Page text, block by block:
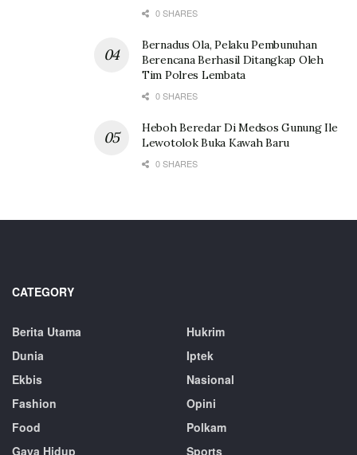
0 SHARES
Bernadus Ola, Pelaku Pembunuhan
Berencana Berhasil Ditangkap Oleh
Tim Polres Lembata
0 SHARES
Heboh Beredar Di Medsos Gunung Ile
Lewotolok Buka Kawah Baru
0 SHARES
CATEGORY
Berita Utama
Dunia
Ekbis
Fashion
Food
Gaya Hidup
Hukrim
Iptek
Nasional
Opini
Polkam
Sports